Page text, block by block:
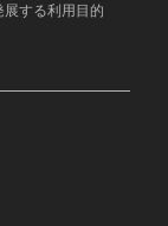
展する利用目的